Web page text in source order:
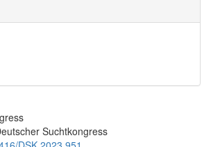
Suchtkongress